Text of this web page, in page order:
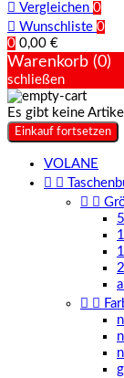
 Vergleichen 0
 Wunschliste 0
0 0,00 €
Warenkorb (0)
schließen
Es gibt keine
Einkauf fortsetzen
VOLANE
 
 
 